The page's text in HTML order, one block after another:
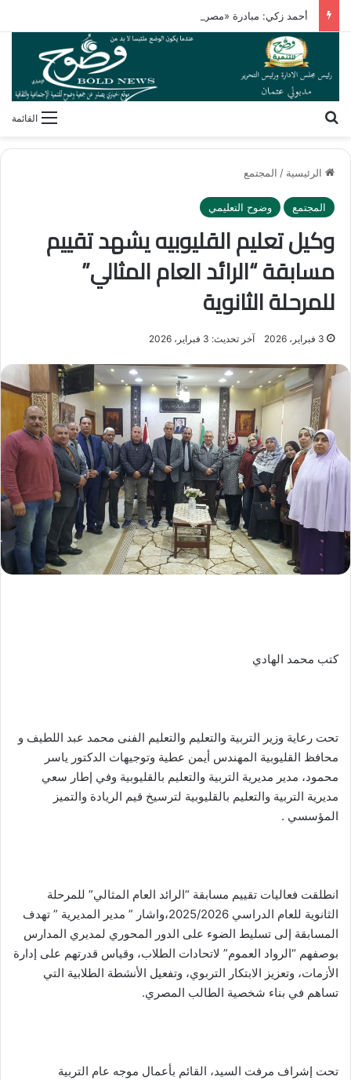
أحمد زكي: مبادرة «مصر تنطلق بالتصدير» تدعم نمو الصادرات
القائمة
الرئيسية / المجتمع
المجتمع وضوح التعليمي
وكيل تعليم القليوبيه يشهد تقييم
مسابقة “الرائد العام المثالي”
للمرحلة الثانوية
3 فبراير، 2026 آخر تحديث: 3 فبراير، 2026
كتب محمد الهادي
تحت رعاية وزير التربية والتعليم والتعليم الفنى محمد عبد اللطيف و
محافظ القليوبية المهندس أيمن عطية وتوجيهات الدكتور ياسر
محمود، مدير مديرية التربية والتعليم بالقليوبية وفي إطار سعي
مديرية التربية والتعليم بالقليوبية لترسيخ قيم الريادة والتميز
المؤسسي .
انطلقت فعاليات تقييم مسابقة “الرائد العام المثالي” للمرحلة
الثانوية للعام الدراسي 2025/2026،واشار ” مدير المديرية ” تهدف
المسابقة إلى تسليط الضوء على الدور المحوري لمديري المدارس
بوصفهم “الرواد العموم” لاتحادات الطلاب، وقياس قدرتهم على إدارة
الأزمات، وتعزيز الابتكار التربوي، وتفعيل الأنشطة الطلابية التي
تساهم في بناء شخصية الطالب المصري.
تحت إشراف مرفت السيد، القائم بأعمال موجه عام التربية